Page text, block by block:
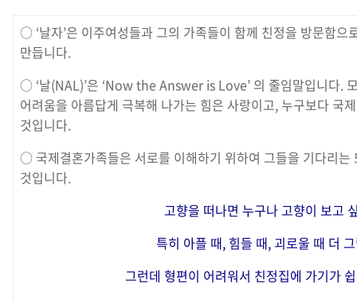
○ ‘날자’은 이주여성들과 그의 가족들이 함께 친정을 방문함으
만듭니다.
○ ‘날(NAL)’은 ‘Now the Answer is Love’ 의 줄임말입니다.
어려움을 아름답게 극복해 나가는 힘은 사랑이고, 누구보다 국
것입니다.
○ 국제결혼가족들은 서로를 이해하기 위하여 그들을 기다리는
것입니다.
고향을 떠나면 누구나 고향이 보고
특히 아플 때, 힘들 때, 괴로울 때 더
그런데 형편이 어려워서 친정집에 가기가